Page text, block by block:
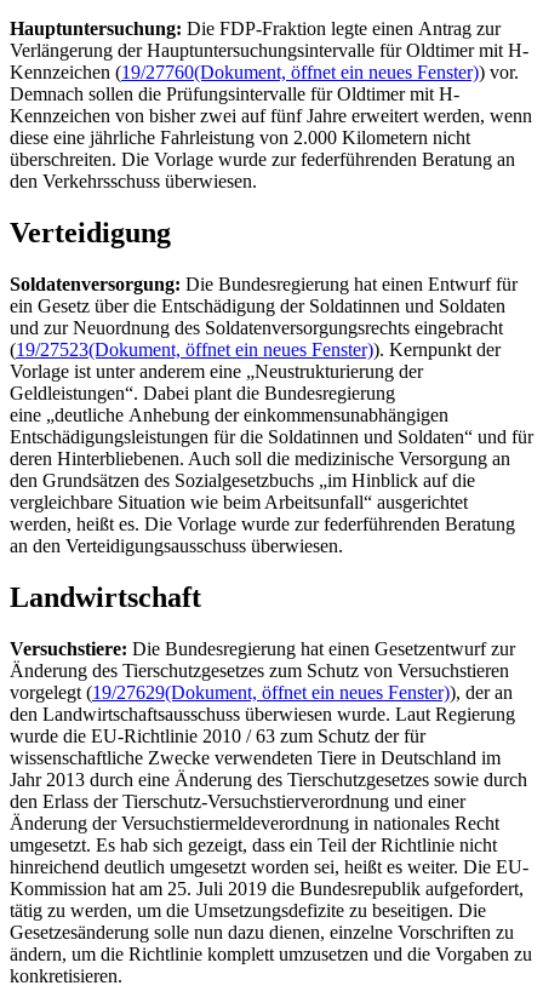
Hauptuntersuchung: Die FDP-Fraktion legte einen Antrag zur
Verlängerung der Hauptuntersuchungsintervalle fürOldtimermit H-
Kennzeichen (19/27760(Dokument, öffnet ein neues Fenster)) vor.
Demnach sollen die Prüfungsintervalle fürOldtimermit H-
Kennzeichen von bisher zwei auf fünf Jahre erweitert werden, wenn
diese eine jährliche Fahrleistung von 2.000 Kilometern nicht
überschreiten. Die Vorlage wurde zur federführenden Beratung an
den Verkehrsschuss überwiesen.
Verteidigung
Soldatenversorgung: Die Bundesregierung hat einen Entwurf für
ein Gesetz über die Entschädigung der Soldatinnen und Soldaten
und zur Neuordnung des Soldatenversorgungsrechts eingebracht
(19/27523(Dokument, öffnet ein neues Fenster)). Kernpunkt der
Vorlage ist unter anderem eine „Neustrukturierung der
Geldleistungen“. Dabei plant die Bundesregierung
eine „deutliche Anhebung der einkommensunabhängigen
Entschädigungsleistungen für die Soldatinnen und Soldaten“ und für
deren Hinterbliebenen. Auch soll die medizinische Versorgung an
den Grundsätzen des Sozialgesetzbuchs „im Hinblick auf die
vergleichbare Situation wie beim Arbeitsunfall“ ausgerichtet
werden, heißt es. Die Vorlage wurde zur federführenden Beratung
an den Verteidigungsausschuss überwiesen.
Landwirtschaft
Versuchstiere: Die Bundesregierung hat einen Gesetzentwurf zur
Änderung des Tierschutzgesetzes zum Schutz von Versuchstieren
vorgelegt (19/27629(Dokument, öffnet ein neues Fenster)), der an
den Landwirtschaftsausschuss überwiesen wurde. Laut Regierung
wurde die EU-Richtlinie 2010 / 63 zum Schutz der für
wissenschaftliche Zwecke verwendeten Tiere in Deutschland im
Jahr 2013 durch eine Änderung des Tierschutzgesetzes sowie durch
den Erlass der Tierschutz-Versuchstierverordnung und einer
Änderung der Versuchstiermeldeverordnung in nationales Recht
umgesetzt. Es hab sich gezeigt, dass ein Teil der Richtlinie nicht
hinreichend deutlich umgesetzt worden sei, heißt es weiter. Die EU-
Kommission hat am 25. Juli 2019 die Bundesrepublik aufgefordert,
tätig zu werden, um die Umsetzungsdefizite zu beseitigen. Die
Gesetzesänderung solle nun dazu dienen, einzelne Vorschriften zu
ändern, um die Richtlinie komplett umzusetzen und die Vorgaben zu
konkretisieren.